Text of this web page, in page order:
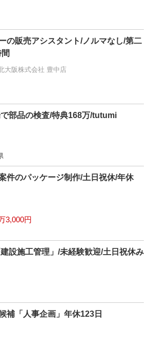
の販売アシスタント/ノルマなし/第二
大阪株式会社 豊中店
で部品の検査/特典168万/tutumi
件のパッケージ制作/土日祝休/年休
3,000円
設施工管理」/未経験歓迎/土日祝休み
補「人事企画」年休123日